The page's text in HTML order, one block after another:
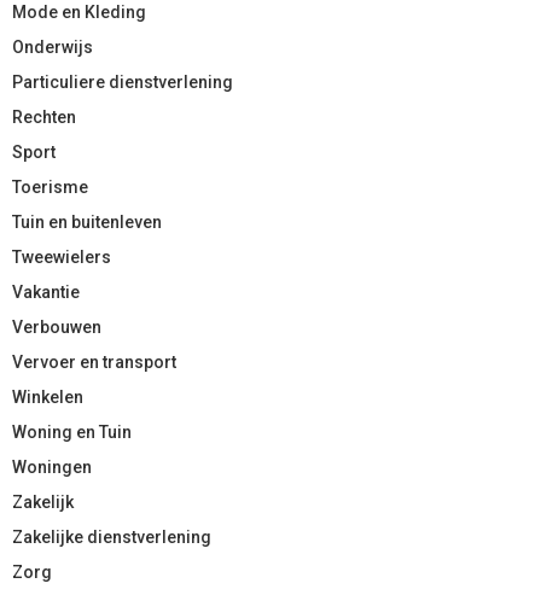
Mode en Kleding
Onderwijs
Particuliere dienstverlening
Rechten
Sport
Toerisme
Tuin en buitenleven
Tweewielers
Vakantie
Verbouwen
Vervoer en transport
Winkelen
Woning en Tuin
Woningen
Zakelijk
Zakelijke dienstverlening
Zorg